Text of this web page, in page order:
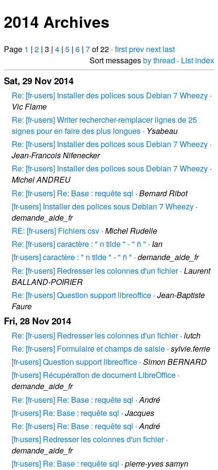
2014 Archives
Page 1 | 2 | 3 | 4 | 5 | 6 | 7of 22 · firstprev next last
Sort messagesby thread · List index
Sat, 29 Nov 2014
Re: [fr-users] Installer des polices sous Debian 7 Wheezy ·
Vic Flame
Re: [fr-users] Writer rechercher-remplacer lignes de 25
signes pour en faire des plus longues · Ysabeau
Re: [fr-users] Installer des polices sous Debian 7 Wheezy ·
Jean-Francois Nifenecker
Re: [fr-users] Installer des polices sous Debian 7 Wheezy ·
Michel ANDREU
Re: [fr-users] Re: Base : requête sql · Bernard Ribot
[fr-users] Installer des polices sous Debian 7 Wheezy ·
demande_aide_fr
RE: [fr-users] Fichiers csv · Michel Rudelle
Re: [fr-users] caractère : " n tilde " - " ñ " · Ian
[fr-users] caractère : " n tilde " - " ñ " · demande_aide_fr
Re: [fr-users] Redresser les colonnes d'un fichier· Laurent
BALLAND-POIRIER
Re: [fr-users] Question support libreoffice · Jean-Baptiste
Faure
Fri, 28 Nov 2014
Re: [fr-users] Redresser les colonnes d'un fichier· lutch
Re: [fr-users] Formulaire et champs de saisie · sylvie.ferrie
[fr-users] Question support libreoffice · Simon BERNARD
[fr-users] Récupération de document LibreOffice ·
demande_aide_fr
Re: [fr-users] Re: Base : requête sql ·André
[fr-users] Re: Base : requête sql · Jacques
Re: [fr-users] Re: Base : requête sql ·André
[fr-users] Redresser les colonnes d'un fichier·
demande_aide_fr
[fr-users] Re: Base : requête sql · pierre-yves samyn